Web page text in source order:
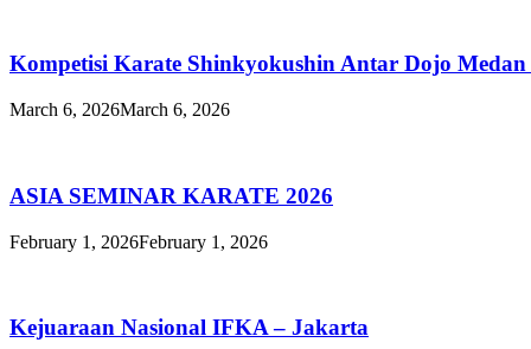
Kompetisi Karate Shinkyokushin Antar Dojo Medan
March 6, 2026March 6, 2026
ASIA SEMINAR KARATE 2026
February 1, 2026February 1, 2026
Kejuaraan Nasional IFKA – Jakarta